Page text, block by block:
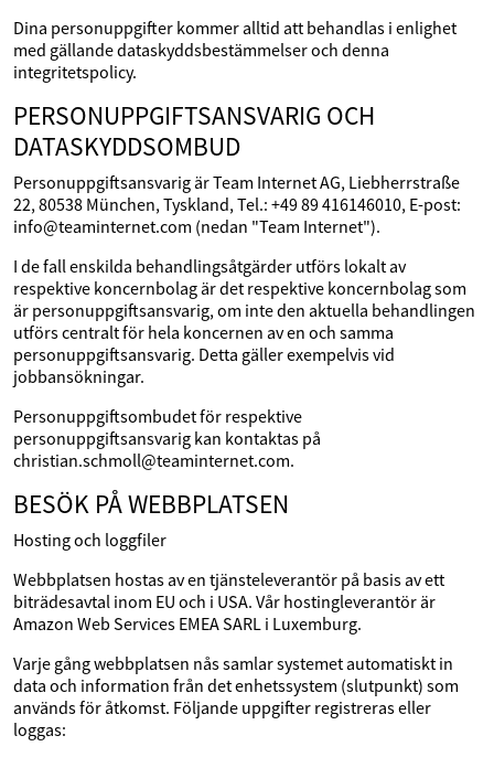
Dina personuppgifter kommer alltid att behandlas i enlighet
med gällande dataskyddsbestämmelser och denna
integritetspolicy.
PERSONUPPGIFTSANSVARIG OCH
DATASKYDDSOMBUD
Personuppgiftsansvarig är Team Internet AG, Liebherrstraße
22, 80538 München, Tyskland, Tel.: +49 89 416146010, E-post:
info@teaminternet.com (nedan "Team Internet").
I de fall enskilda behandlingsåtgärder utförs lokalt av
respektive koncernbolag är det respektive koncernbolag som
är personuppgiftsansvarig, om inte den aktuella behandlingen
utförs centralt för hela koncernen av en och samma
personuppgiftsansvarig. Detta gäller exempelvis vid
jobbansökningar.
Personuppgiftsombudet för respektive
personuppgiftsansvarig kan kontaktas på
christian.schmoll@teaminternet.com.
BESÖK PÅ WEBBPLATSEN
Hosting och loggfiler
Webbplatsen hostas av en tjänsteleverantör på basis av ett
biträdesavtal inom EU och i USA. Vår hostingleverantör är
Amazon Web Services EMEA SARL i Luxemburg.
Varje gång webbplatsen nås samlar systemet automatiskt in
data och information från det enhetssystem (slutpunkt) som
används för åtkomst. Följande uppgifter registreras eller
loggas: